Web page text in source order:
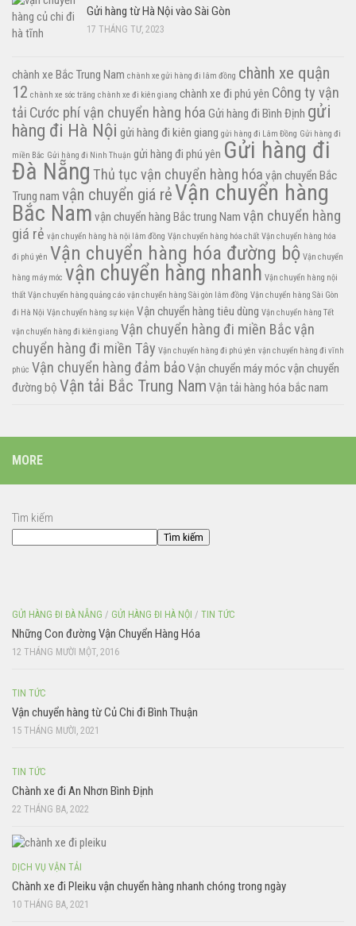
Gửi hàng từ Hà Nội vào Sài Gòn
17 THÁNG TƯ, 2023
chành xe Bắc Trung Nam chành xe gửi hàng đi lâm đồng chành xe quận
12 chành xe sóc trăng chành xe đi kiên giang chành xe đi phú yên Công ty vận
tải Cước phí vận chuyển hàng hóa Gửi hàng đi Bình Định gửi
hàng đi Hà Nội gửi hàng đi kiên giang gửi hàng đi Lâm Đồng Gửi hàng đi
miền Bắc Gửi hàng đi Ninh Thuận gửi hàng đi phú yên Gửi hàng đi
Đà Nẵng Thủ tục vận chuyển hàng hóa vận chuyển Bắc
Trung nam vận chuyển giá rẻVận chuyển hàng
Bắc Nam vận chuyển hàng Bắc trung Nam vận chuyển hàng
giá rẻ vận chuyển hàng hà nội lâm đồng Vận chuyển hàng hóa chất Vận chuyển hàng hóa
đi phú yên Vận chuyển hàng hóa đường bộ Vận chuyển
hàng máy móc vận chuyển hàng nhanh Vận chuyển hàng nội
thất Vận chuyển hàng quảng cáo vận chuyển hàng Sài gòn lâm đồng Vận chuyển hàng Sài Gòn
đi Hà Nội Vận chuyển hàng sự kiện Vận chuyển hàng tiêu dùng Vận chuyển hàng Tết
vận chuyển hàng đi kiên giang Vận chuyển hàng đi miền Bắcvận
chuyển hàng đi miền Tây Vận chuyển hàng đi phú yên vận chuyển hàng đi vĩnh
phúc Vận chuyển hàng đảm bảoVận chuyển máy mócvận chuyển
đường bộ Vận tải Bắc Trung Nam Vận tải hàng hóa bắc nam
MORE
Tìm kiếm
Tìm kiếm
GỬI HÀNG ĐI ĐÀ NẴNG / GỬI HÀNG ĐI HÀ NỘI / TIN TỨC
Những Con đường Vận Chuyển Hàng Hóa
12 THÁNG MƯỜI MỘT, 2016
TIN TỨC
Vận chuyển hàng từ Củ Chi đi Bình Thuận
15 THÁNG MƯỜI, 2021
TIN TỨC
Chành xe đi An Nhơn Bình Định
22 THÁNG BA, 2022
DỊCH VỤ VẬN TẢI
Chành xe đi Pleiku vận chuyển hàng nhanh chóng trong ngày
10 THÁNG BA, 2021